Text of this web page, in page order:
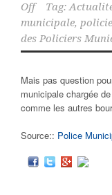
Off
Tag:
municipale,
des Policiers
Mais pas question
municipale chargée
comme les autres
Source:: Police